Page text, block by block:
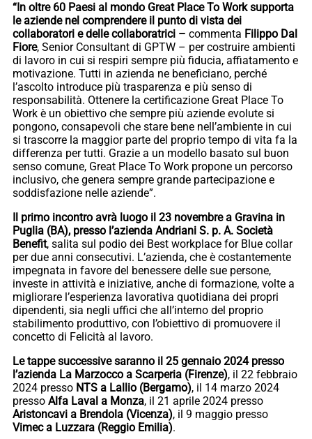
“In oltre 60 Paesi al mondo Great Place To Work supporta
le aziende nel comprendere il punto di vista dei
collaboratori e delle collaboratrici – commenta Filippo Dal
Fiore, Senior Consultant di GPTW – per costruire ambienti
di lavoro in cui si respiri sempre più fiducia, affiatamento e
motivazione. Tutti in azienda ne beneficiano, perché
l’ascolto introduce più trasparenza e più senso di
responsabilità. Ottenere la certificazione Great Place To
Work è un obiettivo che sempre più aziende evolute si
pongono, consapevoli che stare bene nell’ambiente in cui
si trascorre la maggior parte del proprio tempo di vita fa la
differenza per tutti. Grazie a un modello basato sul buon
senso comune, Great Place To Work propone un percorso
inclusivo, che genera sempre grande partecipazione e
soddisfazione nelle aziende”.
Il primo incontro avrà luogo il 23 novembre a Gravina in
Puglia (BA), presso l’azienda Andriani S. p. A. Società
Benefit, salita sul podio dei Best workplace for Blue collar
per due anni consecutivi. L’azienda, che è costantemente
impegnata in favore del benessere delle sue persone,
investe in attività e iniziative, anche di formazione, volte a
migliorare l’esperienza lavorativa quotidiana dei propri
dipendenti, sia negli uffici che all’interno del proprio
stabilimento produttivo, con l’obiettivo di promuovere il
concetto di Felicità al lavoro.
Le tappe successive saranno il 25 gennaio 2024 presso
l’azienda La Marzocco a Scarperia (Firenze), il 22 febbraio
2024 presso NTS a Lallio (Bergamo), il 14 marzo 2024
presso Alfa Laval a Monza, il 21 aprile 2024 presso
Aristoncavi a Brendola (Vicenza), il 9 maggio presso
Vimec a Luzzara (Reggio Emilia).